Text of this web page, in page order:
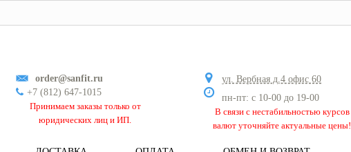
order@sanfit.ru
+7 (812) 647-1015
Принимаем заказы только от
юридических лиц и ИП.
ул. Вербная д.4 офис 60
пн-пт: с 10-00 до 19-00
В связи с нестабильностью курсов
валют уточняйте актуальные цены!